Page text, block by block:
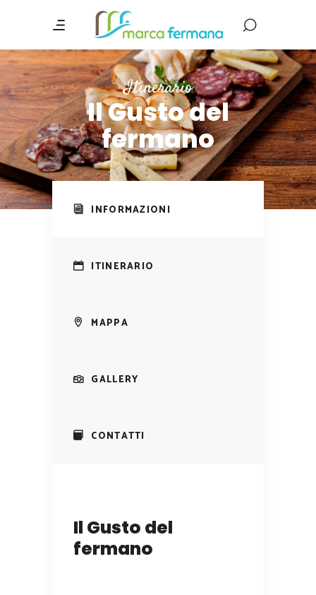
Itinerario
Il Gusto del
fermano
INFORMAZIONI
ITINERARIO
MAPPA
GALLERY
CONTATTI
Il Gusto del
fermano